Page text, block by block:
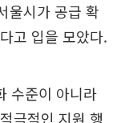
울시가 공급 확
고 입을 모았다.
수준이 아니라
극적인 지원 행